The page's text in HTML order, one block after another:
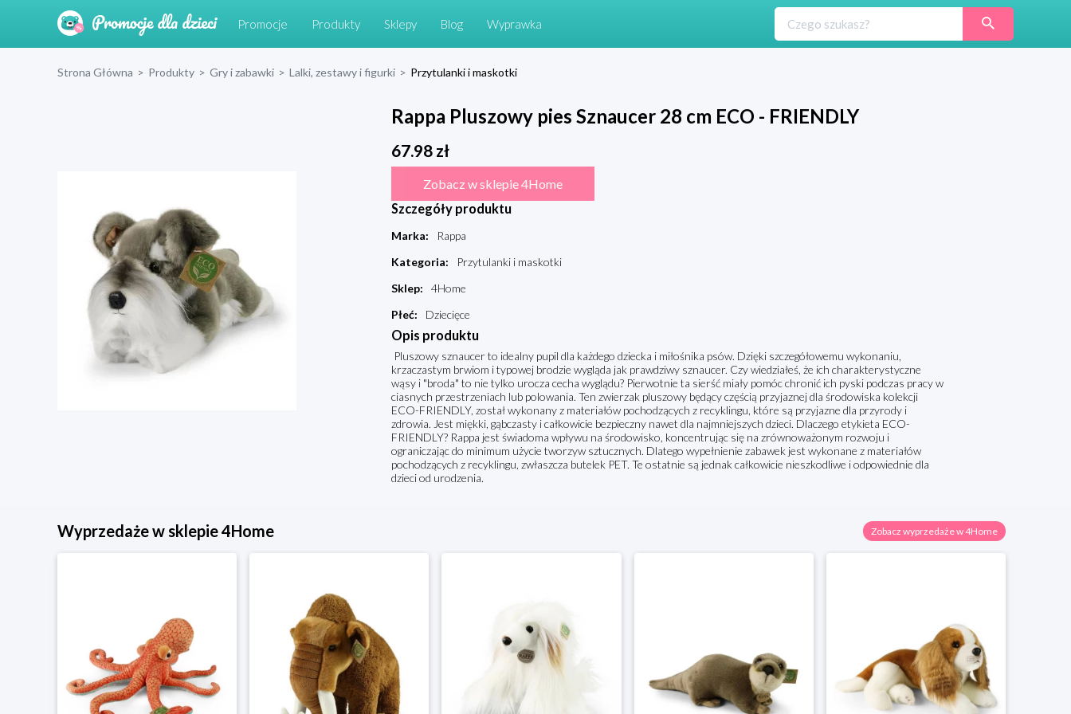
Promocje Produkty Sklepy Blog Wyprawka
Strona Główna > Produkty > Gry i zabawki > Lalki, zestawy i figurki > Przytulanki i maskotki
Rappa Pluszowy pies Sznaucer 28 cm ECO - FRIENDLY
67.98zł
Zobacz w sklepie 4Home
Szczegóły produktu
Marka:
Rappa
Kategoria:
Przytulanki i maskotki
Sklep:
4Home
Płeć: Dziecięce
Opis produktu
Pluszowy sznaucer to idealny pupil dla każdego dziecka i miłośnika psów. Dzięki szczegółowemu wykonaniu,
krzaczastym brwiom i typowej brodzie wygląda jak prawdziwy sznaucer. Czy wiedziałeś, że ich charakterystyczne
wąsy i "broda" to nie tylko urocza cecha wyglądu? Pierwotnie ta sierść miały pomóc chronić ich pyski podczas pracy w
ciasnych przestrzeniach lub polowania. Ten zwierzak pluszowy będący częścią przyjaznej dla środowiska kolekcji
ECO-FRIENDLY, został wykonany z materiałów pochodzących z recyklingu, które są przyjazne dla przyrody i
zdrowia. Jest miękki, gąbczasty i całkowicie bezpieczny nawet dla najmniejszych dzieci. Dlaczego etykieta ECO-
FRIENDLY? Rappa jest świadoma wpływu na środowisko, koncentrując się na zrównoważonym rozwoju i
ograniczając do minimum użycie tworzyw sztucznych. Dlatego wypełnienie zabawek jest wykonane z materiałów
pochodzących z recyklingu, zwłaszcza butelek PET. Te ostatnie są jednak całkowicie nieszkodliwe i odpowiednie dla
dzieci od urodzenia.
Wyprzedaże w sklepie 4Home Zobacz wyprzedaże w 4Home